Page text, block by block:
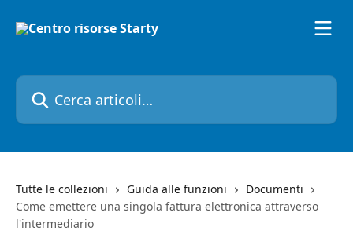
Cerca articoli…
Tutte le collezioni Guida alle funzioni
Documenti
Come emettere una singola fattura elettronica attraverso
l'intermediario